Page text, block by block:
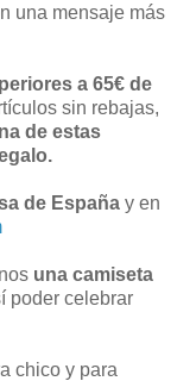
una mensaje más
a 65€ de
sin rebajas,
de estas
de España y en
una camiseta
poder celebrar
chico y para